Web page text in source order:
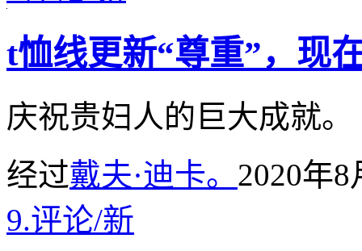
t恤线更新“尊重”，现
庆祝贵妇人的巨大成就。
经过戴夫·迪卡。 2020年8
9.评论/新